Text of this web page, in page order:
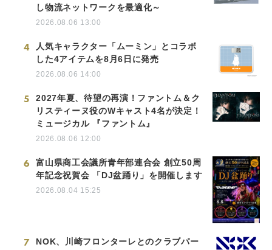
し物流ネットワークを最適化～
2026.08.06 13:00
4
人気キャラクター「ムーミン」とコラボ
した4アイテムを8月6日に発売
2026.08.06 14:00
5
2027年夏、待望の再演！ファントム＆ク
リスティーヌ役のWキャスト4名が決定！
ミュージカル 『ファントム』
2026.08.06 12:00
6
富山県商工会議所青年部連合会 創立50周
年記念祝賀会 「DJ盆踊り」を開催します
2026.08.04 15:25
7
NOK、川崎フロンターレとのクラブパー